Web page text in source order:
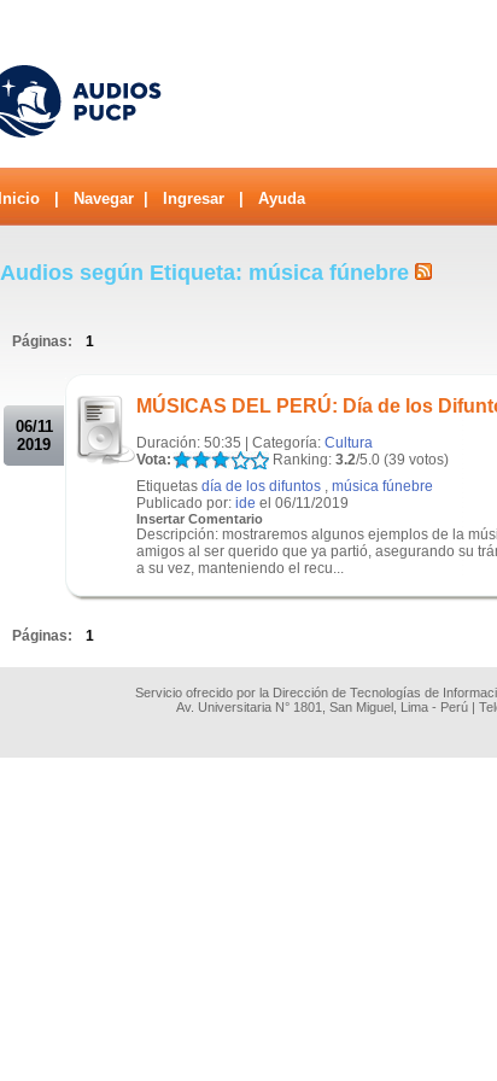
Inicio Navegar Ingresar Ayuda
Audios según Etiqueta: música fúnebre
Páginas: 1
06/11
2019
MÚSICAS DEL PERÚ: Día de los
Duración: 50:35 | Categoría: Cultura
Vota:
Ranking: 3.2/5.0 (39 votos)
Etiquetas día de los difuntos , música fúnebre
Publicado por: ide el 06/11/2019
Insertar Comentario
Descripción: mostraremos algunos ejemplos de la
amigos al ser querido que ya partió, asegurando su
a su vez, manteniendo el recu...
Páginas: 1
Servicio ofrecido por la Dirección de Tecnologías de
Av. Universitaria N° 1801, San Miguel, Lima - Perú |